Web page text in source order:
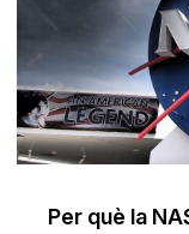
Per què la